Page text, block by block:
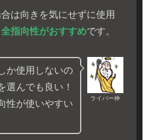
は向きを気にせずに使用
全指向性がおすすめです。
ライバー神
か使用しないの
選んでも良い！
性が使いやすい